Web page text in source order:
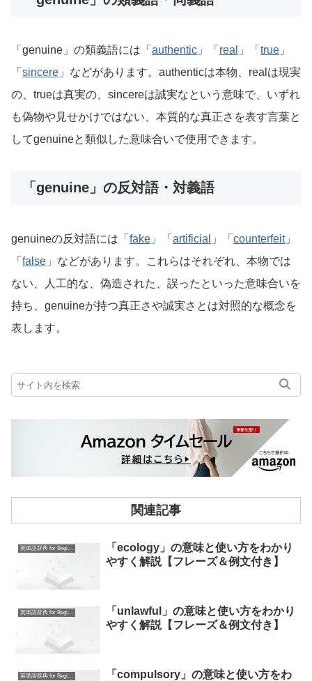
「genuine」の類義語には「 authentic 」「 real 」「 true 」
「 sincere 」などがあります。authenticは本物、realは現実
の、trueは真実の、sincereは誠実なという意味で、いずれ
も偽物や見せかけではない、本質的な真正さを表す言葉と
してgenuineと類似した意味合いで使用できます。
「genuine」の反対語・対義語
genuineの反対語には「 fake 」「 artificial 」「 counterfeit」
「 false 」などがあります。これらはそれぞれ、本物では
ない、人工的な、偽造された、誤ったといった意味合いを
持ち、genuineが持つ真正さや誠実さとは対照的な概念を
表します。
関連記事
英単語辞典 for Beginners
「ecology」の意味と使い方をわかり
やすく解説【フレーズ＆例文付き】
英単語辞典 for Beginners
「unlawful」の意味と使い方をわかり
やすく解説【フレーズ＆例文付き】
英単語辞典 for Beginners
「compulsory」の意味と使い方をわ